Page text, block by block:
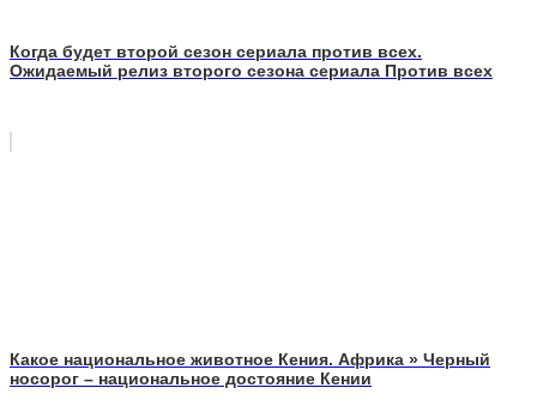
Когда будет второй сезон сериала против всех.
Ожидаемый релиз второго сезона сериала Против всех
Какое национальное животное Кения. Африка » Черный
носорог – национальное достояние Кении